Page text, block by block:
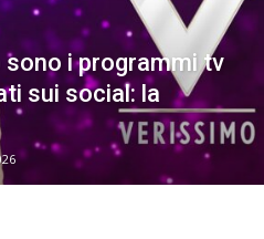
sono i programmi tv
sui social: la